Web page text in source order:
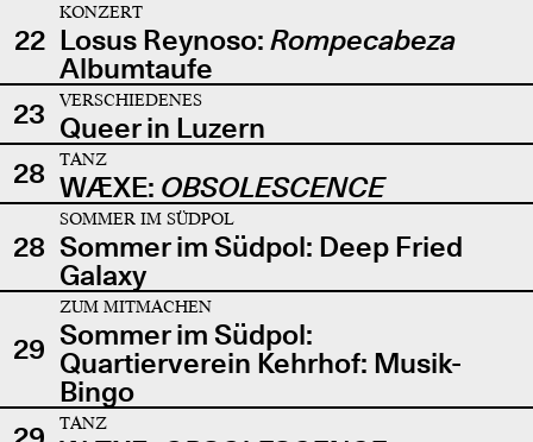
22
KONZERT
Losus Reynoso: Rompecabeza
Albumtaufe
23
VERSCHIEDENES
Queer in Luzern
28
TANZ
WÆXE: OBSOLESCENCE
28
SOMMER IM SÜDPOL
Sommer im Südpol: Deep Fried
Galaxy
29
ZUM MITMACHEN
Sommer im Südpol:
Quartierverein Kehrhof: Musik-
Bingo
TANZ